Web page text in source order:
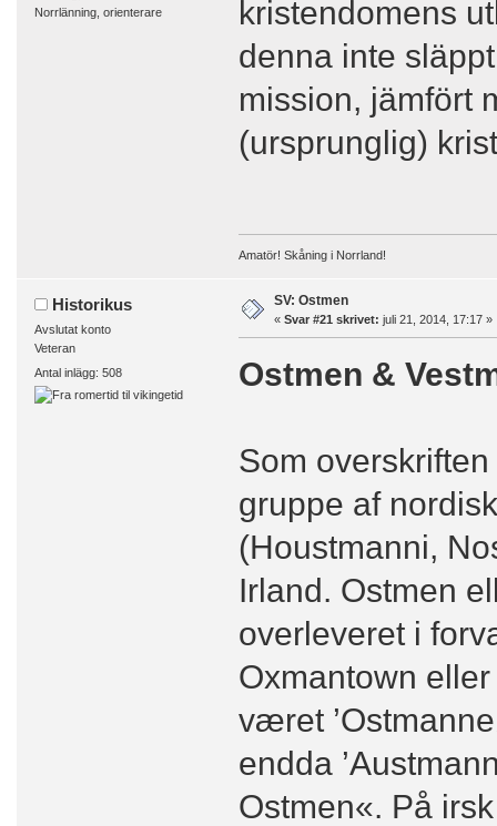
Norrlänning, orienterare
kristendomens
denna inte
mission, jämfört
(ursprunglig)
Amatör! Skåning i Norrland!
Historikus
Avslutat konto
Veteran
Antal inlägg: 508
SV: Ostmen
« Svar #21 skrivet: juli 21, 2014, 17:17 »
Ostmen &
Som
gruppe af
(Houstmanni,
Irland. Ostmen
overleveret i
Oxmantown
været
endda
Ostmen«. På